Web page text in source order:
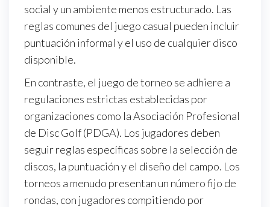
social y un ambiente menos estructurado. Las
reglas comunes del juego casual pueden incluir
puntuación informal y el uso de cualquier disco
disponible.
En contraste, el juego de torneo se adhiere a
regulaciones estrictas establecidas por
organizaciones como la Asociación Profesional
de Disc Golf (PDGA). Los jugadores deben
seguir reglas específicas sobre la selección de
discos, la puntuación y el diseño del campo. Los
torneos a menudo presentan un número fijo de
rondas, con jugadores compitiendo por